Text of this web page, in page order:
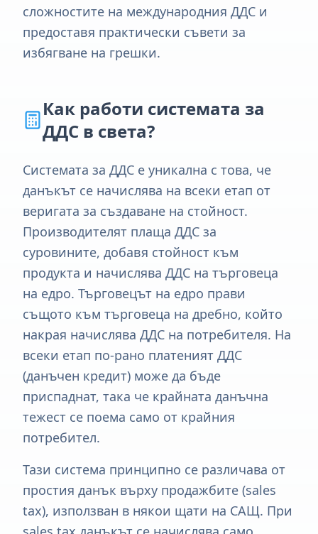
сложностите на международния ДДС и
предоставя практически съвети за
избягване на грешки.
Как работи системата за
ДДС в света?
Системата за ДДС е уникална с това, че
данъкът се начислява на всеки етап от
веригата за създаване на стойност.
Производителят плаща ДДС за
суровините, добавя стойност към
продукта и начислява ДДС на търговеца
на едро. Търговецът на едро прави
същото към търговеца на дребно, който
накрая начислява ДДС на потребителя. На
всеки етап по-рано платеният ДДС
(данъчен кредит) може да бъде
приспаднат, така че крайната данъчна
тежест се поема само от крайния
потребител.
Тази система принципно се различава от
простия данък върху продажбите (sales
tax), използван в някои щати на САЩ. При